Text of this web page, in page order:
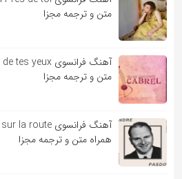
متن و ترجمه مجزا
متن و ترجمه مجزا
همراه متن و ترجمه مجزا